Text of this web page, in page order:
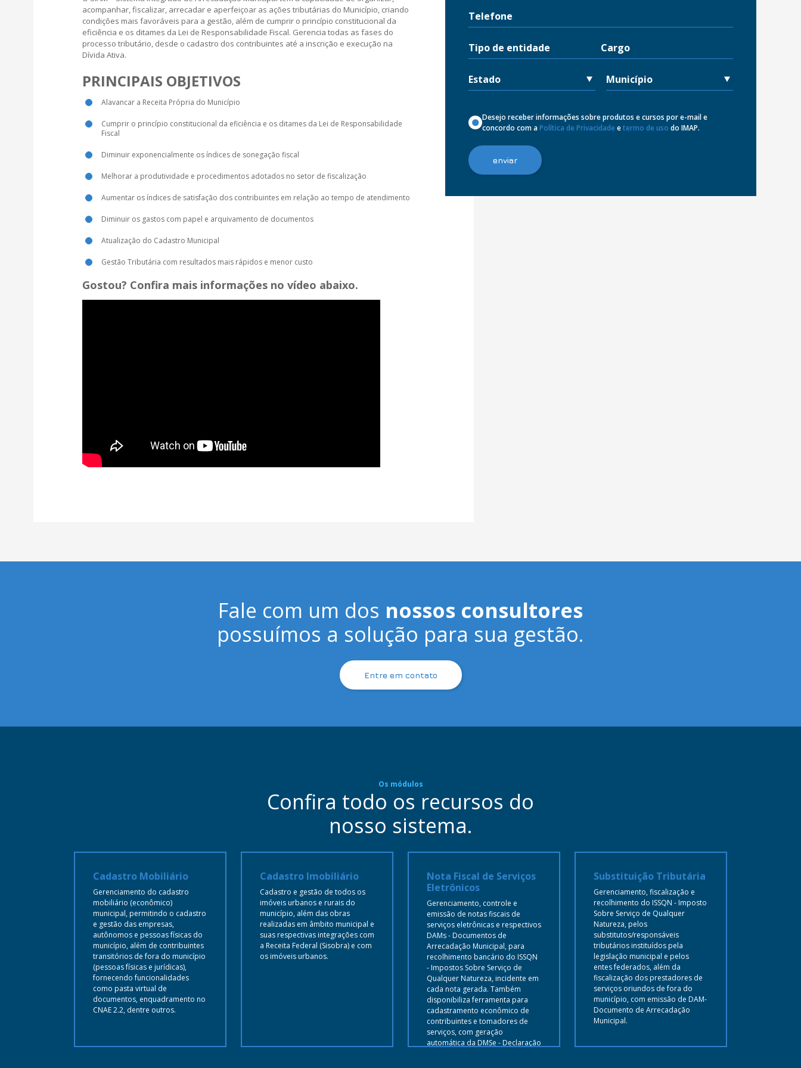
Desejo receber informações sobre produtos e cursos por e-mail e
concordo com aPolítica de Privacidade etermo de uso do IMAP.
acompanhar, fiscalizar, arrecadar e aperfeiçoar as ações tributárias do Município, criando
condições mais favoráveis para a gestão, além de cumprir o princípio constitucional da
eficiência e os ditames da Lei de Responsabilidade Fiscal. Gerencia todas as fases do
processo tributário, desde o cadastro dos contribuintes até a inscrição e execução na
Dívida Ativa.
PRINCIPAIS OBJETIVOS
Alavancar a Receita Própria do Município
Cumprir o princípio constitucional da eficiência e os ditames da Lei de Responsabilidade
Fiscal
Diminuir exponencialmente os índices de sonegação fiscal
Melhorar a produtividade e procedimentos adotados no setor de fiscalização
Aumentar os índices de satisfação dos contribuintes em relação ao tempo de atendimento
Diminuir os gastos com papel e arquivamento de documentos
Atualização do Cadastro Municipal
Gestão Tributária com resultados mais rápidos e menor custo
Gostou? Confira mais informações no vídeo abaixo.
Fale com um dos nossos consultores
possuímos a solução para sua gestão.
Entre em contato
Os módulos
Confira todo os recursos do
nosso sistema.
Cadastro Mobiliário
Gerenciamento do cadastro
mobiliário (econômico)
municipal, permitindo o cadastro
e gestão das empresas,
autônomos e pessoas físicas do
município, além de contribuintes
transitórios de fora do município
(pessoas físicas e jurídicas),
fornecendo funcionalidades
como pasta virtual de
documentos, enquadramento no
CNAE 2.2, dentre outros.
Cadastro Imobiliário
Cadastro e gestão de todos os
imóveis urbanos e rurais do
município, além das obras
realizadas em âmbito municipal e
suas respectivas integrações com
a Receita Federal (Sisobra) e com
os imóveis urbanos.
Nota Fiscal de Serviços
Eletrônicos
Gerenciamento, controle e
emissão de notas fiscais de
serviços eletrônicas e respectivos
DAMs - Documentos de
Arrecadação Municipal, para
recolhimento bancário do ISSQN
- Impostos Sobre Serviço de
Qualquer Natureza, incidente em
cada nota gerada. Também
disponibiliza ferramenta para
cadastramento econômico de
contribuintes e tomadores de
serviços, com geração
automática da DMSe - Declaração
Substituição Tributária
Gerenciamento, fiscalização e
recolhimento do ISSQN - Imposto
Sobre Serviço de Qualquer
Natureza, pelos
substitutos/responsáveis
tributários instituídos pela
legislação municipal e pelos
entes federados, além da
fiscalização dos prestadores de
serviços oriundos de fora do
município, com emissão de DAM-
Documento de Arrecadação
Municipal.